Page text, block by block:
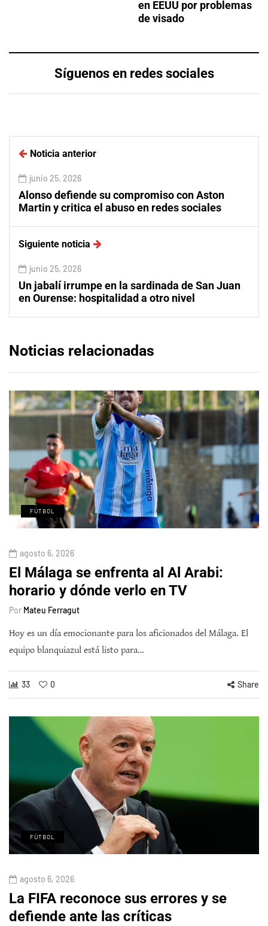
en EEUU por problemas
de visado
Síguenos en redes sociales
Noticia anterior
junio 25, 2026
Alonso defiende su compromiso con Aston
Martin y critica el abuso en redes sociales
Siguiente noticia
junio 25, 2026
Un jabalí irrumpe en la sardinada de San Juan
en Ourense: hospitalidad a otro nivel
Noticias relacionadas
FÚTBOL
agosto 6, 2026
El Málaga se enfrenta al Al Arabi:
horario y dónde verlo en TV
Por Mateu Ferragut
Hoy es un día emocionante para los aficionados del Málaga. El
equipo blanquiazul está listo para…
33 0 Share
FÚTBOL
agosto 6, 2026
La FIFA reconoce sus errores y se
defiende ante las críticas